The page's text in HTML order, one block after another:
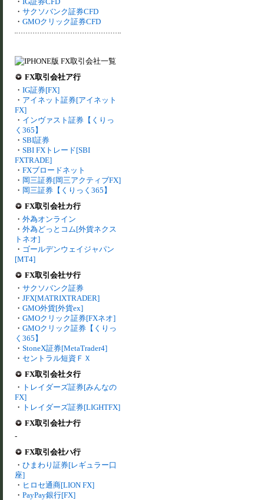
・ サクソバンク証券CFD
・ GMOクリック証券CFD
FX取引会社ア行
・ IG証券[FX]
・ アイネット証券[アイネット
FX]
・ インヴァスト証券【くりっ
く365】
・ SBI証券
・ SBI FXトレード[SBI
FXTRADE]
・ FXブロードネット
・ 岡三証券[岡三アクティブFX]
・ 岡三証券【くりっく365】
FX取引会社カ行
・ 外為オンライン
・ 外為どっとコム[外貨ネクス
トネオ]
・ ゴールデンウェイジャパン
[MT4]
FX取引会社サ行
・ サクソバンク証券
・ JFX[MATRIXTRADER]
・ GMO外貨[外貨ex]
・ GMOクリック証券[FXネオ]
・ GMOクリック証券【くりっ
く365】
・ StoneX証券[MetaTrader4]
・ セントラル短資ＦＸ
FX取引会社タ行
・ トレイダーズ証券[みんなの
FX]
・ トレイダーズ証券[LIGHTFX]
FX取引会社ナ行
-
FX取引会社ハ行
・ ひまわり証券[レギュラー口
座]
・ ヒロセ通商[LION FX]
・ PayPay銀行[FX]